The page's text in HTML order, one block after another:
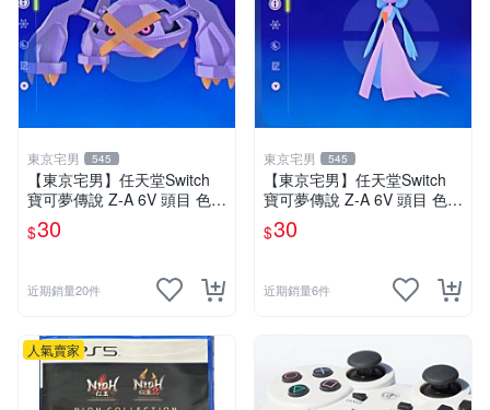
東京宅男 545
【東京宅男】任天堂Switch
寶可夢傳說 Z-A 6V 頭目 色違
巨金怪
$30
近期銷量20件
東京宅男 545
【東京宅男】任天堂Switch
寶可夢傳說 Z-A 6V 頭目 色違
沙奈朵
$30
近期銷量6件
人氣賣家